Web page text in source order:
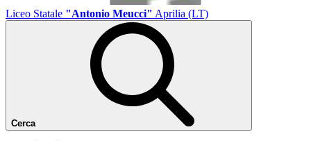
Liceo Statale "Antonio Meucci" Aprilia (LT)
Cerca